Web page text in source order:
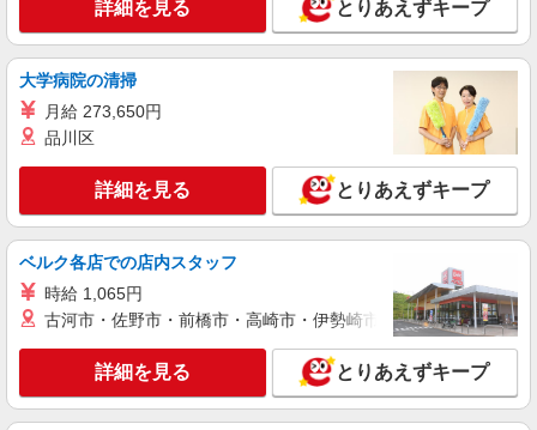
詳細を見る とりあえずキープ
大学病院の清掃
月給 273,650円
品川区
詳細を見る とりあえずキープ
ベルク各店での店内スタッフ
時給 1,065円
古河市・佐野市・前橋市・高崎市・伊勢崎市・太田市・館林市
詳細を見る とりあえずキープ